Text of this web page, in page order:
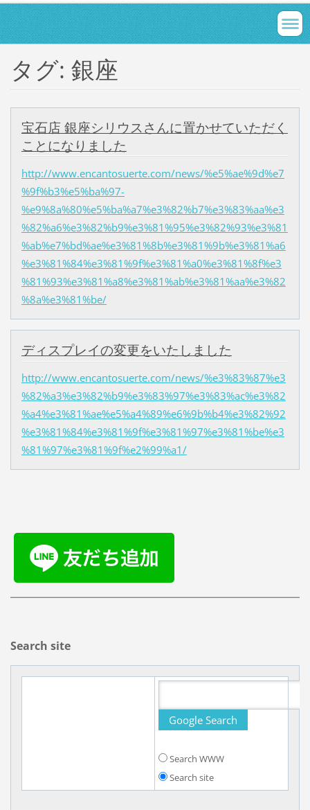
タグ: 銀座
宝石店 銀座シリウスさんに置かせていただく
ことになりました
http://www.encantosuerte.com/news/%e5%ae%9d%e7
%9f%b3%e5%ba%97-
%e9%8a%80%e5%ba%a7%e3%82%b7%e3%83%aa%e3
%82%a6%e3%82%b9%e3%81%95%e3%82%93%e3%81
%ab%e7%bd%ae%e3%81%8b%e3%81%9b%e3%81%a6
%e3%81%84%e3%81%9f%e3%81%a0%e3%81%8f%e3
%81%93%e3%81%a8%e3%81%ab%e3%81%aa%e3%82
%8a%e3%81%be/
ディスプレイの変更をいたしました
http://www.encantosuerte.com/news/%e3%83%87%e3
%82%a3%e3%82%b9%e3%83%97%e3%83%ac%e3%82
%a4%e3%81%ae%e5%a4%89%e6%9b%b4%e3%82%92
%e3%81%84%e3%81%9f%e3%81%97%e3%81%be%e3
%81%97%e3%81%9f%e2%99%a1/
Search site
Search WWW
Search site